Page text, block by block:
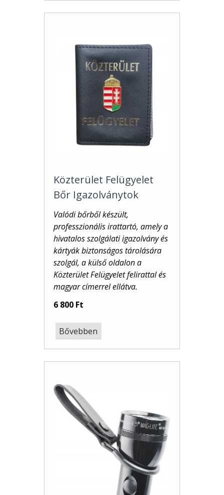
Közterület Felügyelet
Bőr Igazolványtok
Valódi bőrből készült,
professzionális irattartó, amely a
hivatalos szolgálati igazolvány és
kártyák biztonságos tárolására
szolgál, a külső oldalon a
Közterület Felügyelet felirattal és
magyar címerrelellátva.
6 800 Ft
Bővebben